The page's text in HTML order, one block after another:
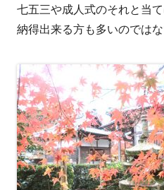
七五三や成人式のそれと当
納得出来る方も多いのではな